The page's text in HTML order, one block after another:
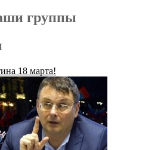
группы
18 марта!